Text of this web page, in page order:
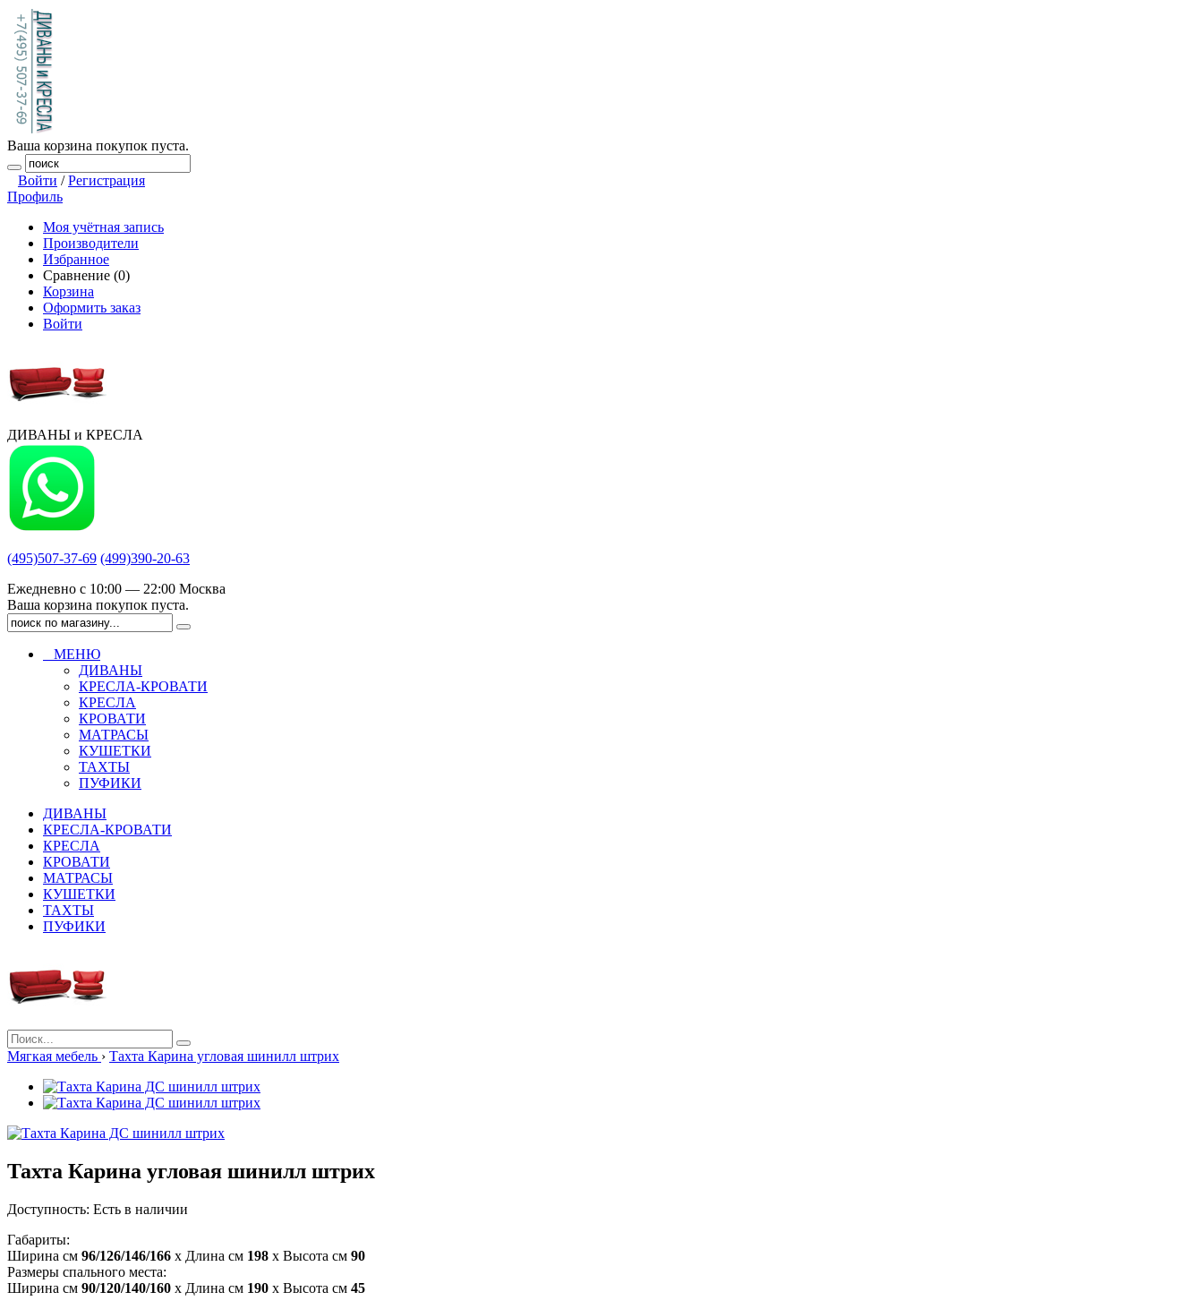
Ваша корзина покупок пуста.
Войти /Регистрация
Профиль
Моя учётная запись
Производители
Избранное
Сравнение (0)
Корзина
Оформить заказ
Войти
ДИВАНЫ и КРЕСЛА
(495)507-37-69 (499)390-20-63
Ежедневно с 10:00 — 22:00 Москва
Ваша корзина покупок пуста.
МЕНЮ
ДИВАНЫ
КРЕСЛА-КРОВАТИ
КРЕСЛА
КРОВАТИ
МАТРАСЫ
КУШЕТКИ
ТАХТЫ
ПУФИКИ
ДИВАНЫ
КРЕСЛА-КРОВАТИ
КРЕСЛА
КРОВАТИ
МАТРАСЫ
КУШЕТКИ
ТАХТЫ
ПУФИКИ
Мягкая мебель › Тахта Карина угловая шинилл штрих
Тахта Карина угловая шинилл штрих
Доступность: Есть в наличии
Габариты:
Ширина см 96/126/146/166 x Длина см 198 x Высота см 90
Размеры спального места:
Ширина см 90/120/140/160 x Длина см 190 x Высота см 45